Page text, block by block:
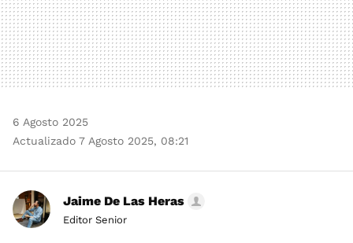
6 Agosto 2025
Actualizado 7 Agosto 2025, 08:21
Jaime De Las Heras
Editor Senior